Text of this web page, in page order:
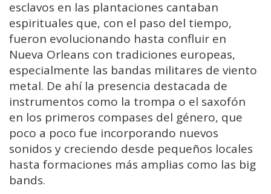
esclavos en las plantaciones cantaban
espirituales que, con el paso del tiempo,
fueron evolucionando hasta confluir en
Nueva Orleans con tradiciones europeas,
especialmente las bandas militares de viento
metal. De ahí la presencia destacada de
instrumentos como la trompa o el saxofón
en los primeros compases del género, que
poco a poco fue incorporando nuevos
sonidos y creciendo desde pequeños locales
hasta formaciones más amplias como las big
bands.